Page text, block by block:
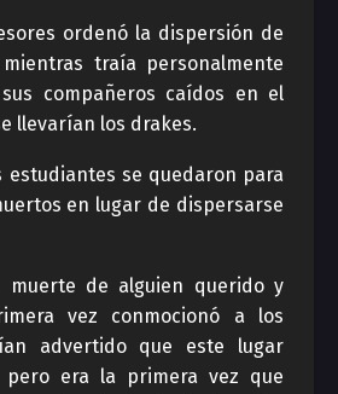
ordenó la dispersión de
traía personalmente
compañeros caídos en el
llevarían los drakes.
estudiantes se quedaron para
en lugar de dispersarse
muerte de alguien querido y
vez conmocionó a los
advertido que este lugar
pero era la primera vez que